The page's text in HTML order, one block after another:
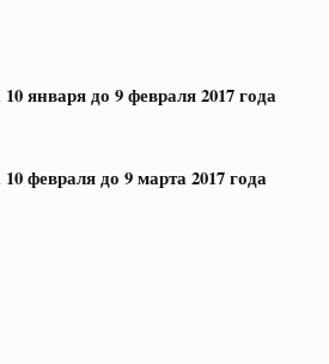
января до 9 февраля 2017 года
февраля до 9 марта 2017 года